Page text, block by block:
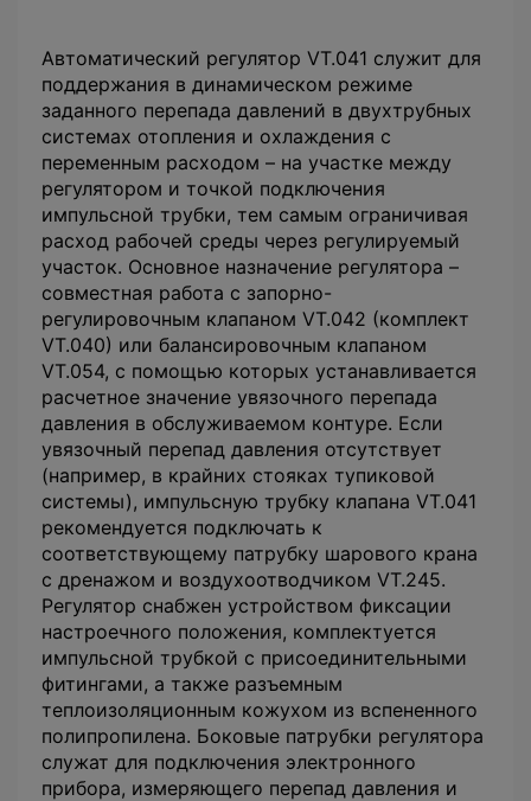
Автоматический регулятор VT.041 служит для
поддержания в динамическом режиме
заданного перепада давлений в двухтрубных
системах отопления и охлаждения с
переменным расходом – на участке между
регулятором и точкой подключения
импульсной трубки, тем самым ограничивая
расход рабочей среды через регулируемый
участок. Основное назначение регулятора –
совместная работа с запорно-
регулировочным клапаном VT.042 (комплект
VT.040) или балансировочным клапаном
VT.054, с помощью которых устанавливается
расчетное значение увязочного перепада
давления в обслуживаемом контуре. Если
увязочный перепад давления отсутствует
(например, в крайних стояках тупиковой
системы), импульсную трубку клапана VT.041
рекомендуется подключать к
соответствующему патрубку шарового крана
с дренажом и воздухоотводчиком VT.245.
Регулятор снабжен устройством фиксации
настроечного положения, комплектуется
импульсной трубкой с присоединительными
фитингами, а также разъемным
теплоизоляционным кожухом из вспененного
полипропилена. Боковые патрубки регулятора
служат для подключения электронного
прибора, измеряющего перепад давления и